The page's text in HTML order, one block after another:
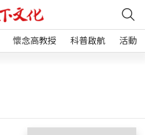
懷念高教授 科普啟航 活動